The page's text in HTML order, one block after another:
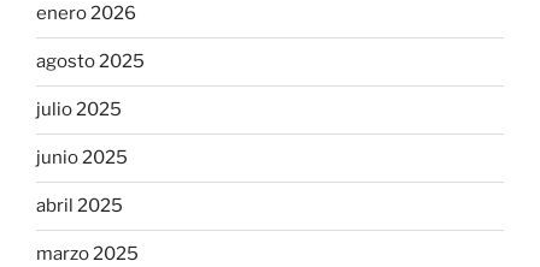
enero 2026
agosto 2025
julio 2025
junio 2025
abril 2025
marzo 2025